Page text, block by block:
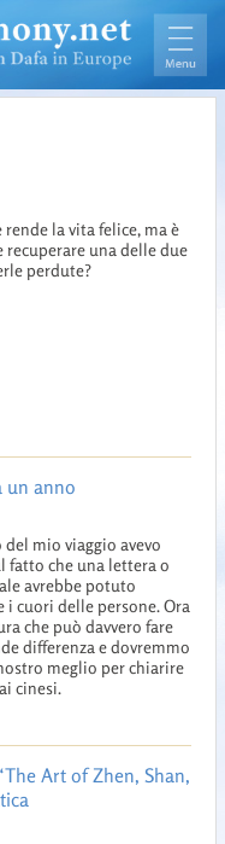
rende la vita felice, ma è
recuperare una delle due
perdute?
un anno
mio viaggio avevo
fatto che una lettera o
avrebbe potuto
i cuori delle persone. Ora
che può davvero fare
differenza e dovremmo
meglio per chiarire
cinesi.
Art of Zhen, Shan,